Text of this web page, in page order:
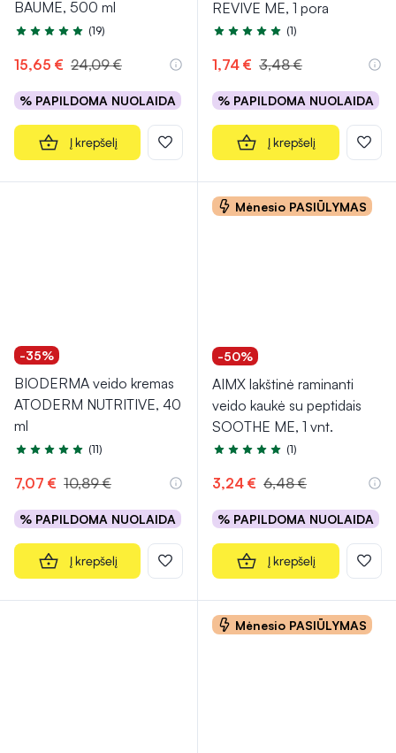
BAUME, 500 ml
Įvertinimas 4.9 iš 5
(19)
15,65 € 24,09 €
% PAPILDOMA NUOLAIDA
Į krepšelį
REVIVE ME, 1 pora
Įvertinimas 5.0 iš 5
(1)
1,74 € 3,48 €
% PAPILDOMA NUOLAIDA
Į krepšelį
-35%
BIODERMA veido kremas
ATODERM NUTRITIVE, 40
ml
Įvertinimas 4.7 iš 5
(11)
7,07 € 10,89 €
% PAPILDOMA NUOLAIDA
Į krepšelį
Mėnesio PASIŪLYMAS
-50%
AIMX lakštinė raminanti
veido kaukė su peptidais
SOOTHE ME, 1 vnt.
Įvertinimas 5.0 iš 5
(1)
3,24 € 6,48 €
% PAPILDOMA NUOLAIDA
Į krepšelį
Mėnesio PASIŪLYMAS